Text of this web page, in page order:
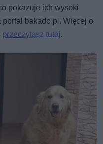
pokazuje ich wysoki
bakado.pl. Więcej o
przeczytasz tutaj.